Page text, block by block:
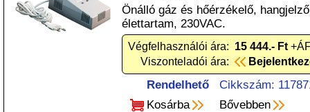
Önálló gáz és hőérzékelő,
élettartam, 230VAC.
Végfelhasználói ára: 15 444.- Ft
Viszonteladói ára:
Rendelhető
Cikkszám:
Kosárba
Bővebben